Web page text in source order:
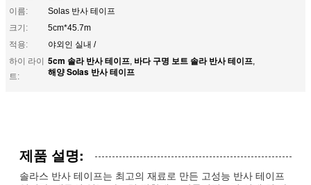
이름:
Solas 반사 테이프
크기:
5cm*45.7m
적용:
야외인 실내 /
하이 라이
트:
5cm 솔라 반사 테이프, 바다 구명 보트 솔라 반사 테이프,
해양 Solas 반사 테이프
제품 설명:
솔라스 반사 테이프는 최고의 재료로 만든 고성능 반사 테이프